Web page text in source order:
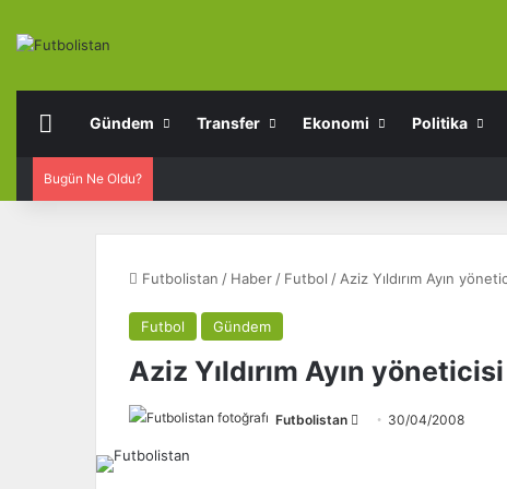
Anasayfa
Gündem Transfer Ekonomi Politika
Bugün Ne Oldu?
Futbolistan / Haber / Futbol / Aziz Yıldırım Ayın
Futbol Gündem
Aziz Yıldırım Ayın
Futbolistan 30/04/2008